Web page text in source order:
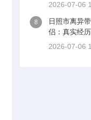
2026-07-06
8
日照市离异
侣：真实经
2026-07-06